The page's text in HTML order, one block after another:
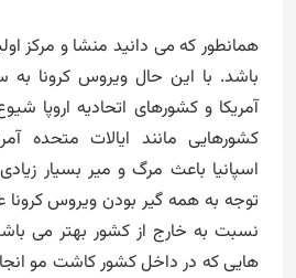
همانطور که می دانید منشا و مرکز
باشد. با این حال ویروس کرونا به
آمریکا و کشورهای اتحادیه اروپا
کشورهایی مانند ایالات متحده
اسپانیا باعث مرگ و میر بسیار
توجه به همه گیر بودن ویروس
نسبت به خارج از کشور بهتر می
هایی که در داخل کشور کاشت مو